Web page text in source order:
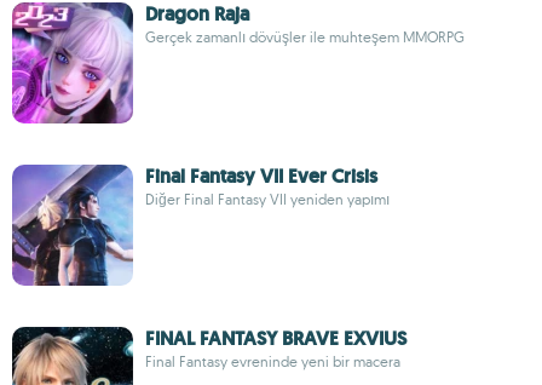
Dragon Raja
Gerçek zamanlı dövüşler ile muhteşem MMORPG
Final Fantasy VII Ever Crisis
Diğer Final Fantasy VII yeniden yapımı
FINAL FANTASY BRAVE EXVIUS
Final Fantasy evreninde yeni bir macera